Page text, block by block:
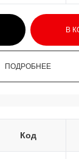
В
ПОДРОБНЕЕ
Код